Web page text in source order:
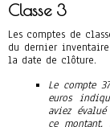
Classe 3
Les comptes de
du dernier
la date de clôture.
Le compte
euros
aviez
ce montant.